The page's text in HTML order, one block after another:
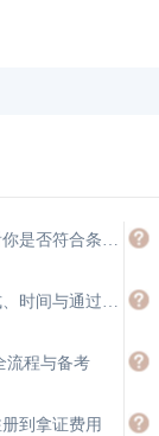
流程与备考
到拿证费用